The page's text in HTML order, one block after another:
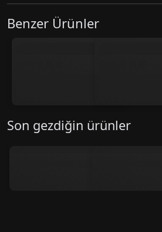
Benzer Ürünler
Son gezdiğin ürünler